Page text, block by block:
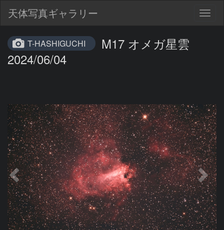
天体写真ギャラリー
T-HASHIGUCHI
M17 オメガ星雲
2024/06/04